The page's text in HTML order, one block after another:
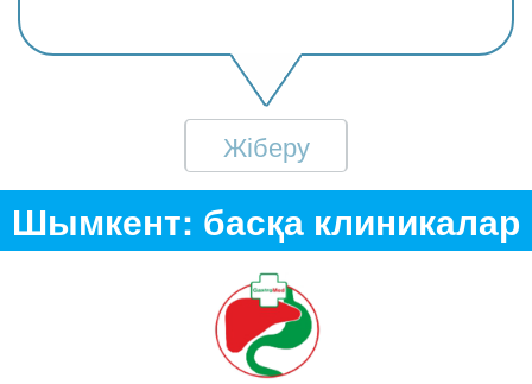
Жіберу
Шымкент: басқа клиникалар